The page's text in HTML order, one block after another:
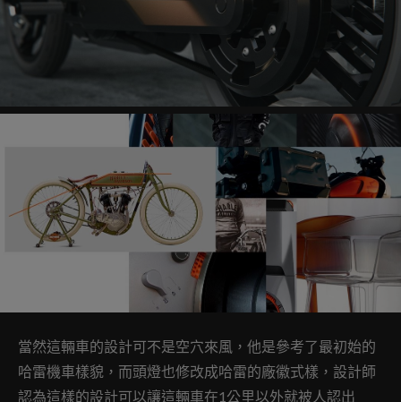
當然這輛車的設計可不是空穴來風，他是參考了最初始的
哈雷機車樣貌，而頭燈也修改成哈雷的廠徽式樣，設計師
認為這樣的設計可以讓這輛車在1公里以外就被人認出